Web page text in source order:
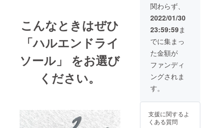
こんなときはぜひ
「ハルエンドライ
ソール」 をお選び
ください。
関わらず、
2022/01/30
23:59:59ま
でに集まっ
た金額が
ファンディ
ングされま
す。
支援に関するよ
くある質問